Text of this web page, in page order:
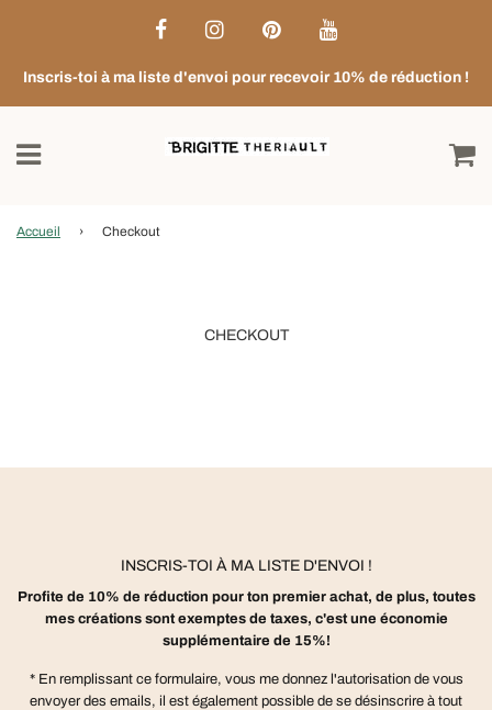
Inscris-toi à ma liste d'envoi pour recevoir 10% de réduction !
Accueil › Checkout
CHECKOUT
INSCRIS-TOI À MA LISTE D'ENVOI !
Profite de 10% de réduction pour ton premier achat, de plus, toutes
mes créations sont exemptes de taxes, c'est une économie
supplémentaire de 15%!
* En remplissant ce formulaire, vous me donnez l'autorisation de vous
envoyer des emails, il est également possible de se désinscrire à tout